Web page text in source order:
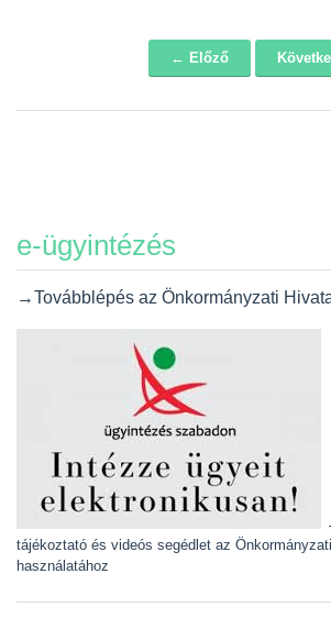
← Előző
e-ügyintézés
→Továbblépés az Önkormányzati
tájékoztató és videós segédlet az
használatához